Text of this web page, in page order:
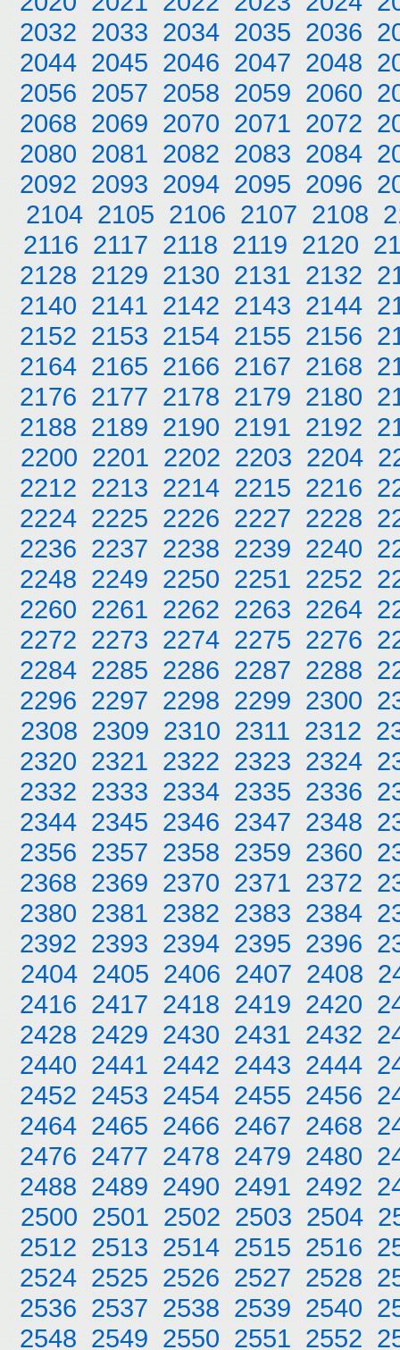
2032 2033 2034 2035 2036
2044 2045 2046 2047 2048
2056 2057 2058 2059 2060
2068 2069 2070 2071 2072
2080 2081 2082 2083 2084
2092 2093 2094 2095 2096
2104 2105 2106 2107 2108
2116 2117 2118 2119 2120
2128 2129 2130 2131 2132
2140 2141 2142 2143 2144
2152 2153 2154 2155 2156
2164 2165 2166 2167 2168
2176 2177 2178 2179 2180
2188 2189 2190 2191 2192
2200 2201 2202 2203 2204
2212 2213 2214 2215 2216
2224 2225 2226 2227 2228
2236 2237 2238 2239 2240
2248 2249 2250 2251 2252
2260 2261 2262 2263 2264
2272 2273 2274 2275 2276
2284 2285 2286 2287 2288
2296 2297 2298 2299 2300
2308 2309 2310 2311 2312
2320 2321 2322 2323 2324
2332 2333 2334 2335 2336
2344 2345 2346 2347 2348
2356 2357 2358 2359 2360
2368 2369 2370 2371 2372
2380 2381 2382 2383 2384
2392 2393 2394 2395 2396
2404 2405 2406 2407 2408
2416 2417 2418 2419 2420
2428 2429 2430 2431 2432
2440 2441 2442 2443 2444
2452 2453 2454 2455 2456
2464 2465 2466 2467 2468
2476 2477 2478 2479 2480
2488 2489 2490 2491 2492
2500 2501 2502 2503 2504
2512 2513 2514 2515 2516
2524 2525 2526 2527 2528
2536 2537 2538 2539 2540
2548 2549 2550 2551 2552